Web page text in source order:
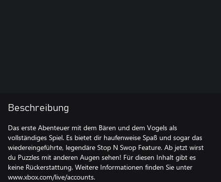
Beschreibung
Das erste Abenteuer mit dem Bären und dem Vogels als
vollständiges Spiel. Es bietet dir haufenweise Spaß und sogar das
wiedereingeführte, legendäre Stop N Swop Feature. Ab jetzt wirst
du Puzzles mit anderen Augen sehen! Für diesen Inhalt gibt es
keine Rückerstattung. Weitere Informationen finden Sie unter
www.xbox.com/live/accounts.